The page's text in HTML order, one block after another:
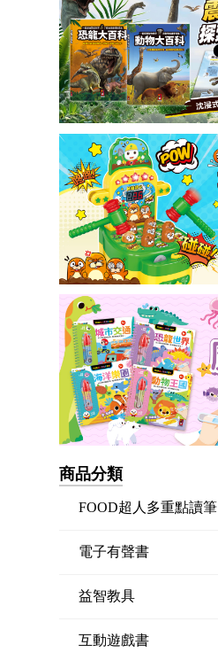
商品分類
FOOD超人多重點讀筆
電子有聲書
益智教具
互動遊戲書